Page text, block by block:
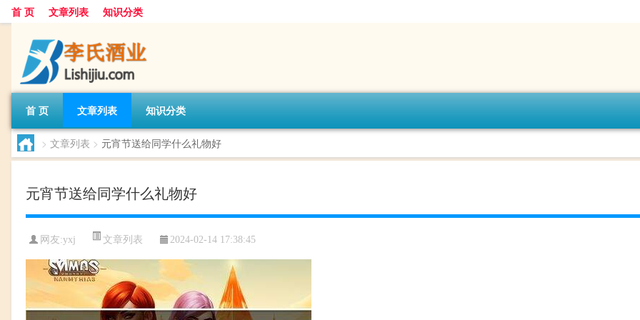
首 页 文章列表 知识分类
首 页 文章列表 知识分类
> 文章列表 > 元宵节送给同学什么礼物好
元宵节送给同学什么礼物好
网友:yxj 文章列表 2024-02-14 17:38:45